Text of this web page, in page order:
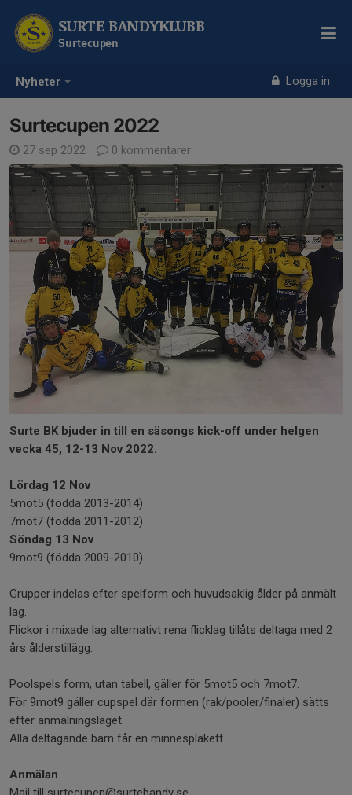
Nyheter Logga in
SURTE BANDYKLUBB
Surtecupen
Surtecupen 2022
27 sep 2022 0 kommentarer
Surte BK bjuder in till en säsongs kick-off under helgen
vecka 45, 12-13 Nov 2022.
Lördag 12 Nov
5mot5 (födda 2013-2014)
7mot7 (födda 2011-2012)
Söndag 13 Nov
9mot9 (födda 2009-2010)
Grupper indelas efter spelform och huvudsaklig ålder på anmält
lag.
Flickor i mixade lag alternativt rena flicklag tillåts deltaga med 2
års ålderstillägg.
Poolspels form, utan tabell, gäller för 5mot5 och 7mot7.
För 9mot9 gäller cupspel där formen (rak/pooler/finaler) sätts
efter anmälningsläget.
Alla deltagande barn får en minnesplakett.
Anmälan